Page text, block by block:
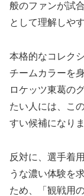
般のファンが試
として理解しや
本格的なコレク
チームカラーを
ロケッツ東葛の
たい人には、こ
すい候補になりま
反対に、選手着
うな濃い体験を
ため、「観戦用